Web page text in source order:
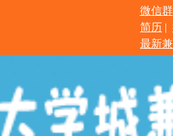
微信群
简历 |
最新